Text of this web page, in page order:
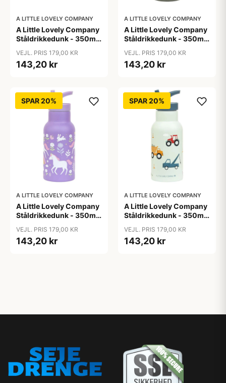
A LITTLE LOVELY COMPANY
A Little Lovely Company
Ståldrikkedunk - 350ml
VEJL. PRIS 179,00 KR
143,20 kr
A LITTLE LOVELY COMPANY
A Little Lovely Company
Ståldrikkedunk - 350ml
VEJL. PRIS 179,00 KR
143,20 kr
SPAR 20%
A LITTLE LOVELY COMPANY
A Little Lovely Company
Ståldrikkedunk - 350ml
VEJL. PRIS 179,00 KR
143,20 kr
SPAR 20%
A LITTLE LOVELY COMPANY
A Little Lovely Company
Ståldrikkedunk - 350ml
VEJL. PRIS 179,00 KR
143,20 kr